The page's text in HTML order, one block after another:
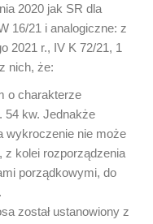
2020 jak SR dla
16/21 i analogiczne: z
2021 r., IV K 72/21, 1
nich, że:
o charakterze
54 kw. Jednakże
wykroczenie nie może
z kolei rozporządzenia
porządkowymi, do
został ustanowiony z